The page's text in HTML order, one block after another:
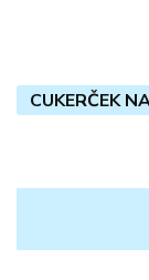
CUKERČEK